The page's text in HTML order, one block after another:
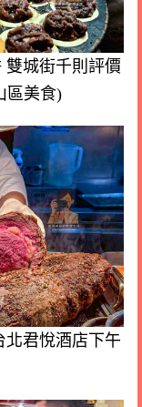
雙城街千則評價
區美食)
北君悅酒店下午